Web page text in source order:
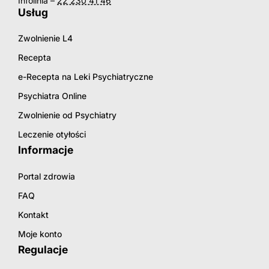
Usług
Zwolnienie L4
Recepta
e-Recepta na Leki Psychiatryczne
Psychiatra Online
Zwolnienie od Psychiatry
Leczenie otyłości
Informacje
Portal zdrowia
FAQ
Kontakt
Moje konto
Regulacje